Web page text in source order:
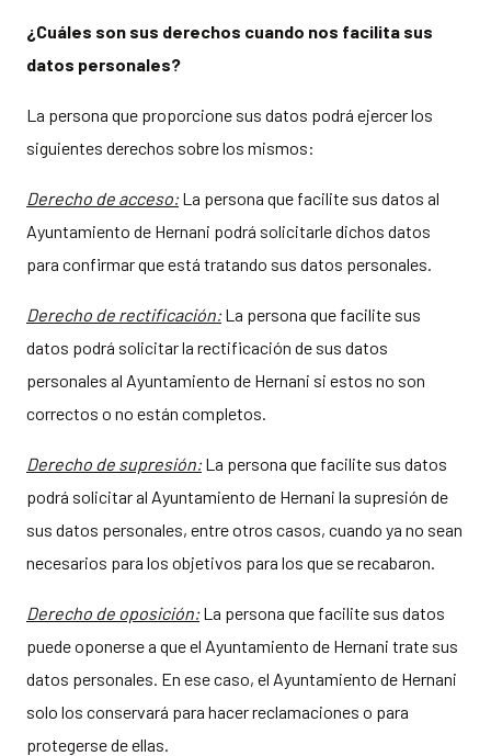
¿Cuáles son sus derechos cuando nos facilita sus
datos personales?
La persona que proporcione sus datos podrá ejercer los
siguientes derechos sobre los mismos:
Derecho de acceso:La persona que facilite sus datos al
Ayuntamiento de Hernani podrá solicitarle dichos datos
para confirmar que está tratando sus datos personales.
Derecho de rectificación:La persona que facilite sus
datos podrá solicitar la rectificación de sus datos
personales al Ayuntamiento de Hernani si estos no son
correctos o no están completos.
Derecho de supresión:La persona que facilite sus datos
podrá solicitar al Ayuntamiento de Hernani la supresión de
sus datos personales, entre otros casos, cuando ya no sean
necesarios para los objetivos para los que se recabaron.
Derecho de oposición:La persona que facilite sus datos
puede oponerse a que el Ayuntamiento de Hernani trate sus
datos personales. En ese caso, el Ayuntamiento de Hernani
solo los conservará para hacer reclamaciones o para
protegerse de ellas.